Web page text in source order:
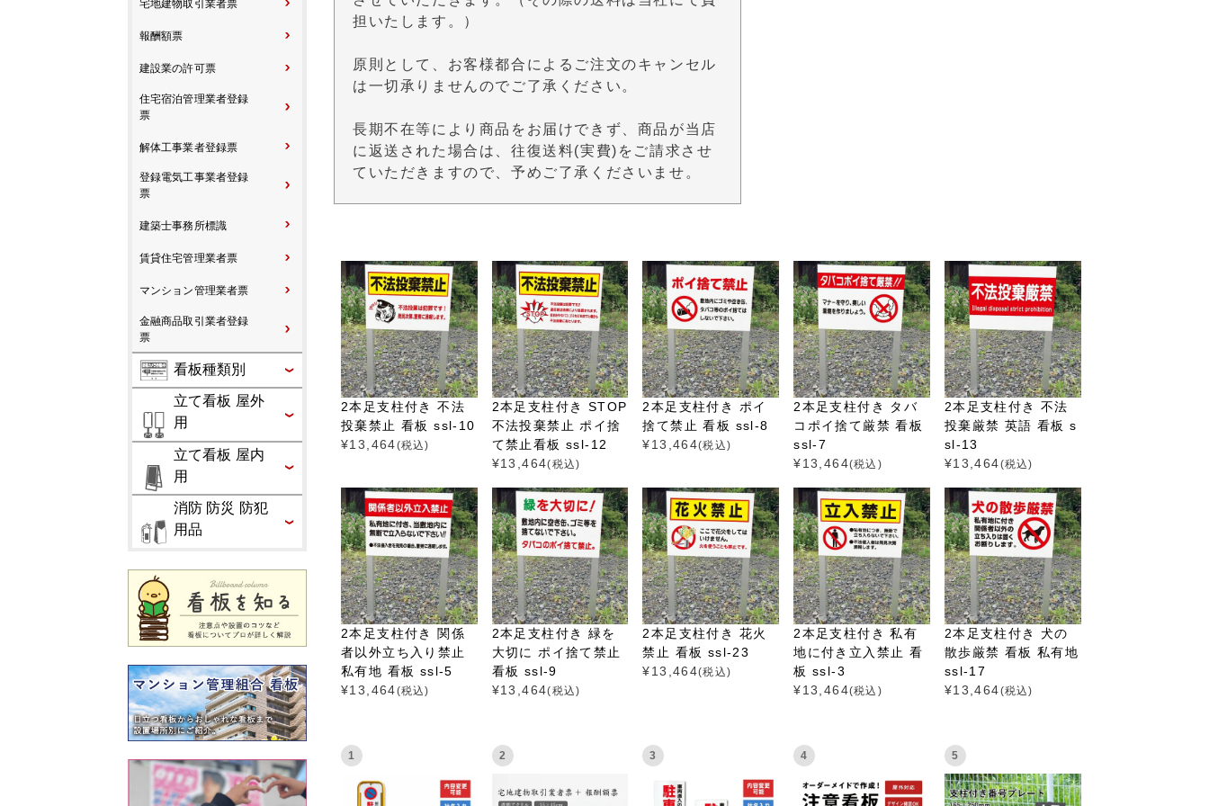
宅地建物取引業者票
報酬額票
建設業の許可票
住宅宿泊管理業者登録
票
解体工事業者登録票
登録電気工事業者登録
票
建築士事務所標識
賃貸住宅管理業者票
マンション管理業者票
金融商品取引業者登録
票
看板種類別
立て看板 屋外
用
立て看板 屋内
用
消防 防災 防犯
用品
担いたします。）
原則として、お客様都合によるご注文のキャンセル
は一切承りませんのでご了承ください。
長期不在等により商品をお届けできず、商品が当店
に返送された場合は、往復送料(実費)をご請求させ
ていただきますので、予めご了承くださいませ。
2本足支柱付き 不法
投棄禁止 看板 ssl-10
¥13,464(税込)
2本足支柱付き STOP
不法投棄禁止 ポイ捨
て禁止看板 ssl-12
¥13,464(税込)
2本足支柱付き ポイ
捨て禁止 看板 ssl-8
¥13,464(税込)
2本足支柱付き タバ
コポイ捨て厳禁 看板
ssl-7
¥13,464(税込)
2本足支柱付き 不法
投棄厳禁 英語 看板 s
sl-13
¥13,464(税込)
2本足支柱付き 関係
者以外立ち入り禁止
私有地 看板 ssl-5
¥13,464(税込)
2本足支柱付き 緑を
大切に ポイ捨て禁止
看板 ssl-9
¥13,464(税込)
2本足支柱付き 花火
禁止 看板 ssl-23
¥13,464(税込)
2本足支柱付き 私有
地に付き立入禁止 看
板 ssl-3
¥13,464(税込)
2本足支柱付き 犬の
散歩厳禁 看板 私有地
ssl-17
¥13,464(税込)
1 2 3 4 5